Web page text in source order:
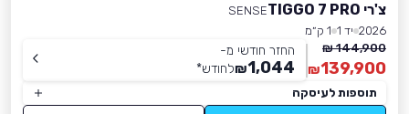
צ'רי TIGGO 7 PRO
SENSE
2026 יד 1
1 ק״מ
144,900 ₪
139,900
₪
החזר חודשי מ-
1,044
₪לחודש*
תוספות לעיסקה